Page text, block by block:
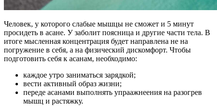
Человек, у которого слабые мышцы не сможет и 5 минут
просидеть в асане. У заболит поясница и другие части тела. В
итоге мысленная концентрация будет направлена не на
погружение в себя, а на физический дискомфорт. Чтобы
подготовить себя к асанам, необходимо:
каждое утро заниматься зарядкой;
вести активный образ жизни;
переде асанами выполнять упраажнеения на разогрев
мышц и растяжку.